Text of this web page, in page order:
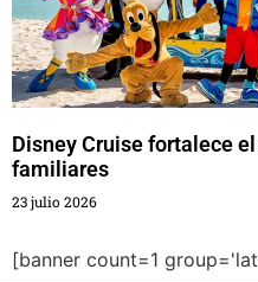
Disney Cruise fortalece
familiares
23 julio 2026
[banner count=1